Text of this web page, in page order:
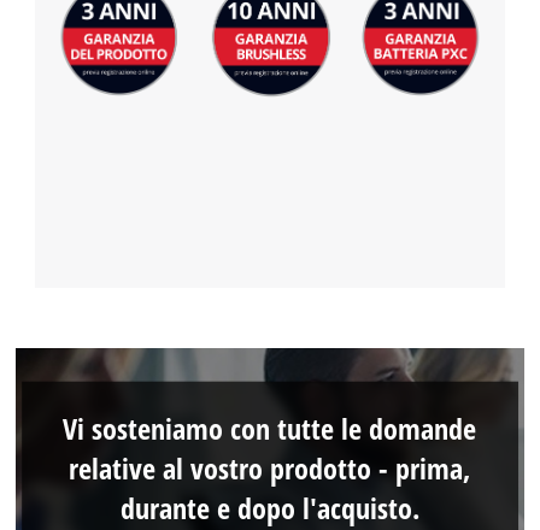
Management Platform
Vi sosteniamo con tutte le domande
relative al vostro prodotto - prima,
durante e dopo l'acquisto.